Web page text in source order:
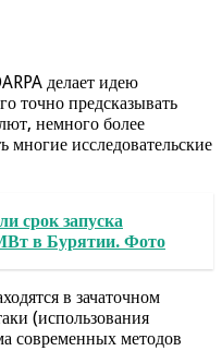
делает идею
точно предсказывать
немного более
многие исследовательские
срок запуска
в Бурятии. Фото
в зачаточном
(использования
современных методов